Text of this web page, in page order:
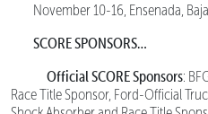
November 10-16, Ensenada,
SCORE SPONSORS…
Official SCORE Sponsors:
Race Title Sponsor, Ford-Official